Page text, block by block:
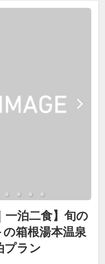
節の味覚と温泉
二食付きステイ
。
齢を教えて下さ
料につき人数含
と人数(例:2歳ｘ1
天風呂】
本の源泉を使用し
箱根の自然を感じ
度でも温泉をお
す。
予約の場合はお
温泉をご利用可能
丁寧に仕上げる季
楽しみくださ
同じものとなり
り内容が変わる
。
一泊二食】旬の
箱根湯本温泉
プラン